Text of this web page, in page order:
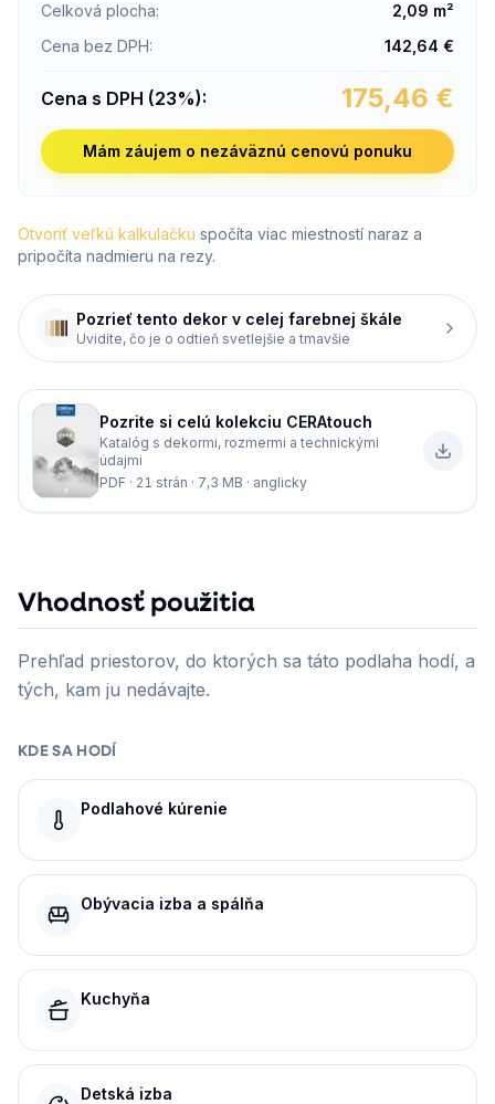
Celková plocha: 2,09 m²
Cena bez DPH: 142,64 €
Cena s DPH (23%): 175,46 €
Mám záujem o nezáväznú cenovú ponuku
Otvoriť veľkú kalkulačku spočíta viac miestností naraz a
pripočíta nadmieru na rezy.
Pozrieť tento dekor v celej farebnej škále
Uvidíte, čo je o odtieň svetlejšie a tmavšie
Pozrite si celú kolekciu CERAtouch
Katalóg s dekormi, rozmermi a technickými
údajmi
PDF · 21 strán · 7,3 MB · anglicky
Vhodnosť použitia
Prehľad priestorov, do ktorých sa táto podlaha hodí, a
tých, kam ju nedávajte.
KDE SA HODÍ
Podlahové kúrenie
Obývacia izba a spálňa
Kuchyňa
Detská izba